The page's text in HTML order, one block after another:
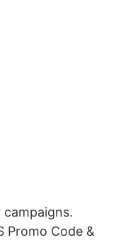
Promo Code &